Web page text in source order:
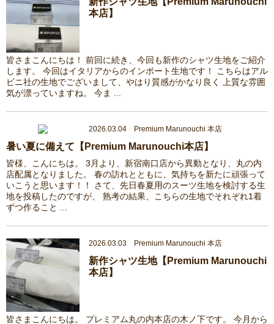
本店】
皆さまこんにちは！ 前回に続き、今回も新作のシャツ生地をご紹介
します。 今回はイタリアからのインポート生地です！ こちらはアル
ビニ社の生地でございまして、やはり質感がかなり良く 上質な雰囲
気が漂っていますね。 今ま ...
2026.03.04 Premium Marunouchi 本店
暑い夏に備えて【Premium Marunouchi本店】
皆様、こんにちは。 3月より、新宿南口店から異動となり、丸の内
店配属となりました。 春の訪れとともに、気持ちを新たに頑張って
いこうと思います！！ さて、先日春夏用のスーツ生地を検討する生
地を投稿したのですが、 熟考の結果、こちらの生地でそれぞれ1着
ずつ作ること ...
2026.03.03 Premium Marunouchi 本店
新作シャツ生地【Premium Marunouchi
本店】
皆さまこんにちは。 プレミアム丸の内本店の木ノ下です。 今月から